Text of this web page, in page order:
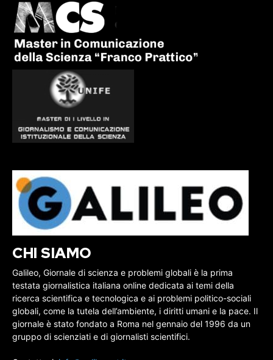
CHI SIAMO
Galileo, Giornale di scienza e problemi globali è la prima
testata giornalistica italiana online dedicata ai temi della
ricerca scientifica e tecnologica e ai problemi politico-sociali
globali, come la tutela dell’ambiente, i diritti umani e la pace. Il
giornale è stato fondato a Roma nel gennaio del 1996 da un
gruppo di scienziati e di giornalisti scientifici.